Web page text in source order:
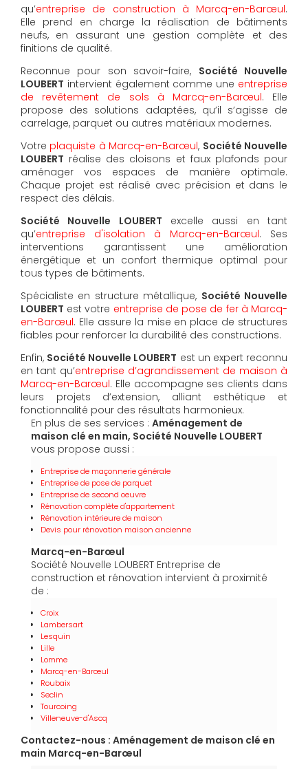
qu’entreprise de construction à Marcq-en-Barœul.
Elle prend en charge la réalisation de bâtiments
neufs, en assurant une gestion complète et des
finitions de qualité.
Reconnue pour son savoir-faire, Société Nouvelle
LOUBERT intervient également comme une entreprise
de revêtement de sols à Marcq-en-Barœul. Elle
propose des solutions adaptées, qu’il s’agisse de
carrelage, parquet ou autres matériaux modernes.
Votre plaquiste à Marcq-en-Barœul, Société Nouvelle
LOUBERT réalise des cloisons et faux plafonds pour
aménager vos espaces de manière optimale.
Chaque projet est réalisé avec précision et dans le
respect des délais.
Société Nouvelle LOUBERT excelle aussi en tant
qu’entreprise d'isolation à Marcq-en-Barœul. Ses
interventions garantissent une amélioration
énergétique et un confort thermique optimal pour
tous types de bâtiments.
Spécialiste en structure métallique, Société Nouvelle
LOUBERT est votre entreprise de pose de fer à Marcq-
en-Barœul. Elle assure la mise en place de structures
fiables pour renforcer la durabilité des constructions.
Enfin, Société Nouvelle LOUBERT est un expert reconnu
en tant qu’entreprise d’agrandissement de maison à
Marcq-en-Barœul. Elle accompagne ses clients dans
leurs projets d’extension, alliant esthétique et
fonctionnalité pour des résultats harmonieux.
En plus de ses services : Aménagement de
maison clé en main, Société Nouvelle LOUBERT
vous propose aussi :
Entreprise de maçonnerie générale
Entreprise de pose de parquet
Entreprise de second oeuvre
Rénovation complète d'appartement
Rénovation intérieure de maison
Devis pour rénovation maison ancienne
Marcq-en-Barœul
Société Nouvelle LOUBERT Entreprise de
construction et rénovation intervient à proximité
de :
Croix
Lambersart
Lesquin
Lille
Lomme
Marcq-en-Barœul
Roubaix
Seclin
Tourcoing
Villeneuve-d'Ascq
Contactez-nous : Aménagement de maison clé en
main Marcq-en-Barœul